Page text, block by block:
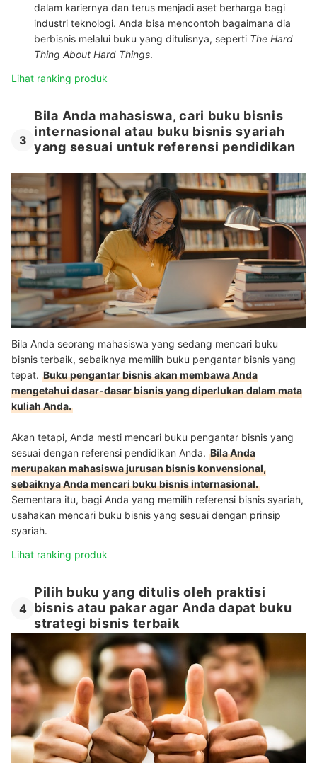
dalam kariernya dan terus menjadi aset berharga bagi
industri teknologi. Anda bisa mencontoh bagaimana dia
berbisnis melalui buku yang ditulisnya, seperti The Hard
Thing About Hard Things.
Lihat ranking produk
3
Bila Anda mahasiswa, cari buku bisnis
internasional atau buku bisnis syariah
yang sesuai untuk referensi pendidikan
Bila Anda seorang mahasiswa yang sedang mencari buku
bisnis terbaik, sebaiknya memilih buku pengantar bisnis yang
tepat. Buku pengantar bisnis akan membawa Anda
mengetahui dasar-dasar bisnis yang diperlukan dalam mata
kuliah Anda.
Akan tetapi, Anda mesti mencari buku pengantar bisnis yang
sesuai dengan referensi pendidikan Anda. Bila Anda
merupakan mahasiswa jurusan bisnis konvensional,
sebaiknya Anda mencari buku bisnis internasional.
Sementara itu, bagi Anda yang memilih referensi bisnis syariah,
usahakan mencari buku bisnis yang sesuai dengan prinsip
syariah.
Lihat ranking produk
4
Pilih buku yang ditulis oleh praktisi
bisnis atau pakar agar Anda dapat buku
strategi bisnis terbaik